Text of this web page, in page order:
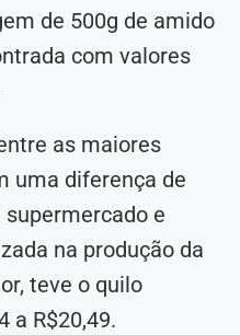
de 500g de amido
com valores
as maiores
uma diferença de
e
na produção da
teve o quilo
a R$20,49.